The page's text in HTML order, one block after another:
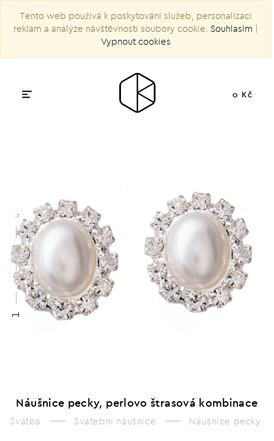
Tento web používá k poskytování služeb, personalizaci
reklam a analýze návštěvnosti soubory cookie. Souhlasím |
Vypnout cookies
0 Kč
1
2
3
4
Náušnice pecky, perlovo štrasová kombinace
Svatba Svatební náušnice Náušnice pecky